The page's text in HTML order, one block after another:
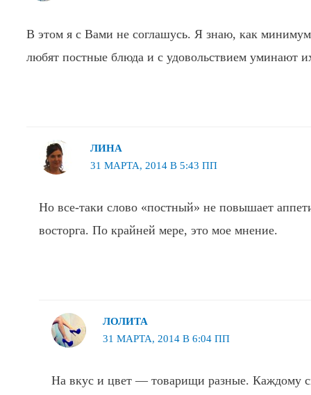
В этом я с Вами не соглашусь. Я знаю, как
любят постные блюда и с удовольствием уминают
ЛИНА
31 МАРТА, 2014 В 5:43 ПП
Но все-таки слово «постный» не повышает
восторга. По крайней мере, это мое мнение.
ЛОЛИТА
31 МАРТА, 2014 В 6:04 ПП
На вкус и цвет — товарищи разные. Каждому